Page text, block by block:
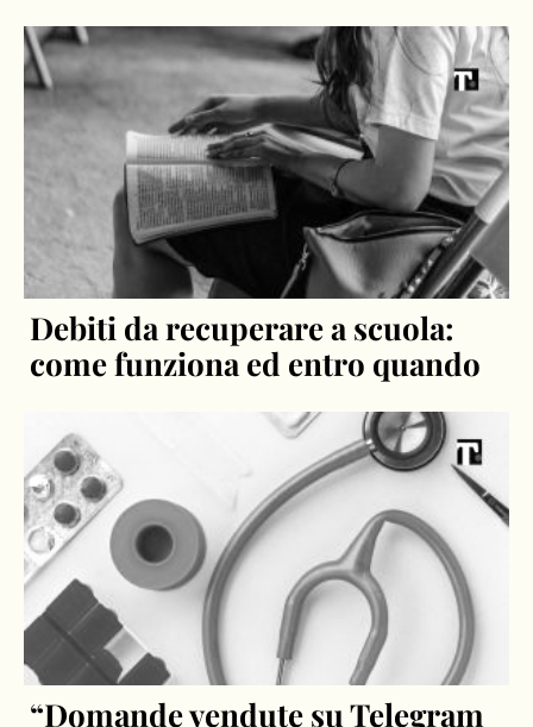
Debiti da recuperare a scuola:
come funziona ed entro quando
“Domande vendute su Telegram